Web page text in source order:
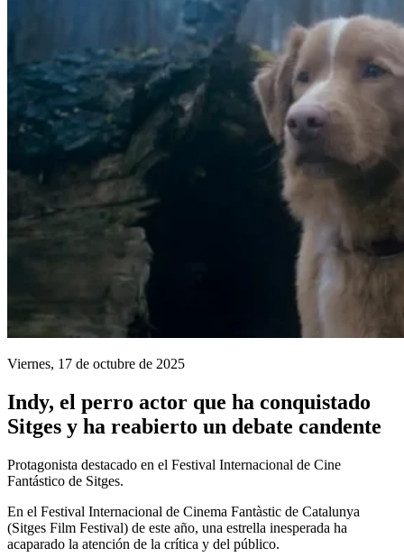
Viernes, 17 de octubre de 2025
Indy, el perro actor que ha conquistado
Sitges y ha reabierto un debate candente
Protagonista destacado en el Festival Internacional de Cine
Fantástico de Sitges.
En el Festival Internacional de Cinema Fantàstic de Catalunya
(Sitges Film Festival) de este año, una estrella inesperada ha
acaparado la atención de la crítica y del público.